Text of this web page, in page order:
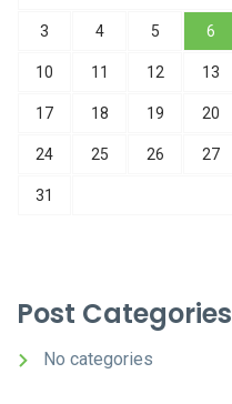
3 4 5 6
10 11 12 13
17 18 19 20
24 25 26 27
31
Post Categories
No categories